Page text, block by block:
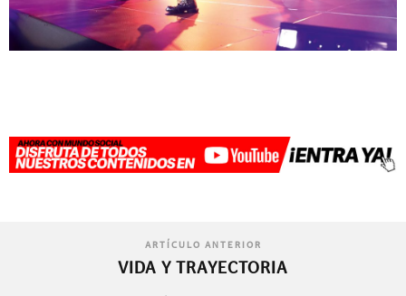
ARTÍCULO ANTERIOR
VIDA Y TRAYECTORIA